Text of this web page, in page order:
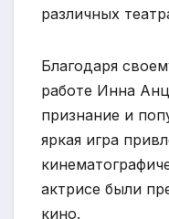
различных
Благодаря
работе Инна
признание и
яркая игра
актрисе были
кино.